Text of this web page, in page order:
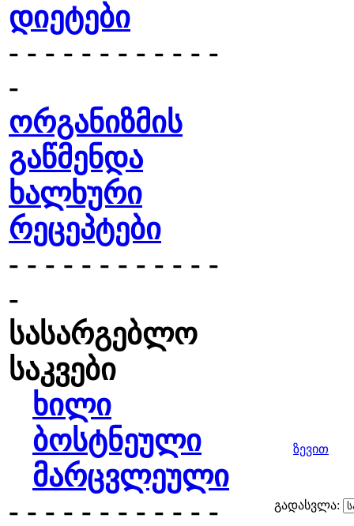
დიეტები
- - - - - - - - - - - -
-
ორგანიზმის
გაწმენდა
ხალხური
რეცეპტები
- - - - - - - - - - - -
-
სასარგებლო
საკვები
ხილი
ბოსტნეული
მარცვლეული
- - - - - - - - - - - -
ზევით
გადასვლა: